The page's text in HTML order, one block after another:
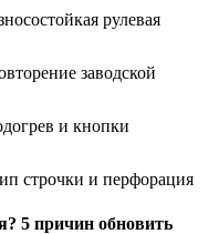
рулевая
заводской
и кнопки
строчки и перфорация
5 причин обновить